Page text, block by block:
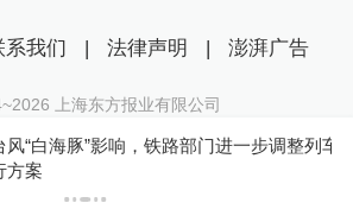
白海豚”影响，铁路部门进一步调整列车
案
系我们 | 法律声明 | 澎湃广告
2026 上海东方报业有限公司
20170116 | 沪ICP备14003370号
信息服务许可证：31120170006
公网安备 31010602000299号